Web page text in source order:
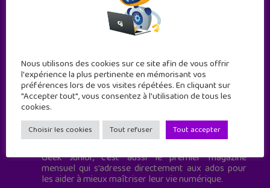
Geek Junior est le premier site de culture numérique
à destination des adolescents.
Geek Junior, c’est aussi le premier magazine
mensuel qui s’adresse directement aux ados pour
les aider à mieux maîtriser leur vie numérique.
Nous utilisons des cookies sur ce site afin de vous offrir
l'expérience la plus pertinente en mémorisant vos
préférences lors de vos visites répétées. En cliquant sur
"Accepter tout", vous consentez à l'utilisation de tous les
cookies.
Choisir les cookies Tout refuser Tout accepter